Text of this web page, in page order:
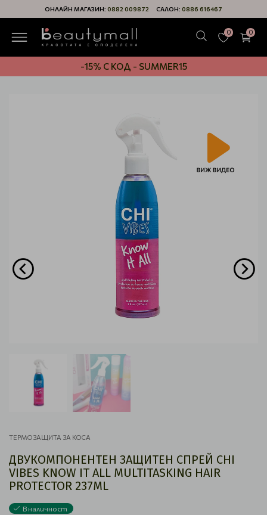
ОНЛАЙН МАГАЗИН: 0882 009872 САЛОН: 0886 616467
0 0
-15% С КОД - SUMMER15
ТЕРМОЗАЩИТА ЗА КОСА
ДВУКОМПОНЕНТЕН ЗАЩИТЕН СПРЕЙ CHI
VIBES KNOW IT ALL MULTITASKING HAIR
PROTECTOR 237ML
В наличност